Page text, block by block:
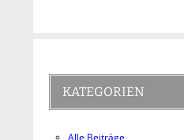
KATEGORIEN